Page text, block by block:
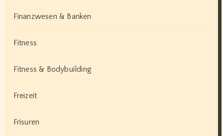
Finanzwesen & Banken
Fitness
Fitness & Bodybuilding
Freizeit
Frisuren